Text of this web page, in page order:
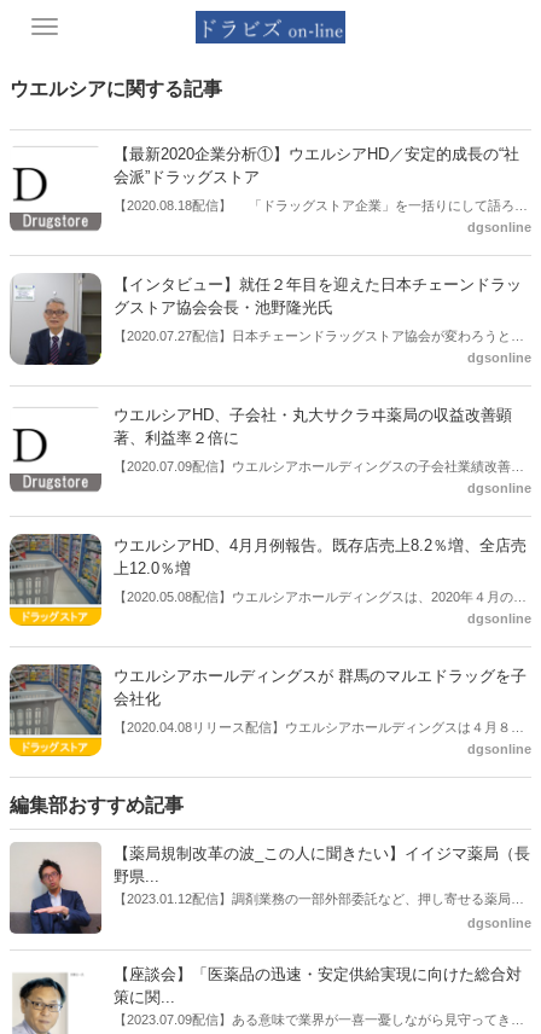
Toggle
ウエルシアに関する記事
【最新2020企業分析①】ウエルシアHD／安定的成長の“社
会派”ドラッグストア
【2020.08.18配信】 「ドラッグストア企業」を一括りにして語ろう
とすることには限界がきているかもしれない。それほど、ドラッグス
いる。今回は、ウエルシアホールディングスの業績、戦略を分析す
る。ウエルシアホールディングスを一言で表すならば、「安定的成長
の“社会派”ドラッグストア」だ。ここ３年間は安定的に成長率を達成
している。それを支えるのが、調剤という柱を育ててきたカテゴリー
のバランスの良さであり、「ウエルカフェ」やレジ袋有料化前倒し実
施に象徴される地域貢献活動だ。こうした“社会派”は従業員の求心力
や、今後のM&Aにプラスに働いていくと考えられる。
dgsonline
【インタビュー】就任２年目を迎えた日本チェーンドラッ
グストア協会会長・池野隆光氏
【2020.07.27配信】日本チェーンドラッグストア協会が変わろうとし
ている。今年８月21日には一般社団法人化する。その目的を池野隆光
団体、他業種、関係各所との連携を強化すべき局面との考えがある。
今回のインタビューで分かったのは、理念の先に、ドラッグストア産
業の成長というゴールをしっかりと見据えているということだ。ウエ
ルシアホールディングスという国内ドラッグストアトップ企業を長年
率いてきた池野会長は、人口減少下で成長することがどれほど難しい
かを知っている。その中で今までにない連携による広がりが必須とみ
る。
dgsonline
ウエルシアHD、子会社・丸大サクラヰ薬局の収益改善顕
著、利益率２倍に
【2020.07.09配信】ウエルシアホールディングスの子会社業績改善が
順調に進んでいる。同社が７月9日に行った2021年２月期第１四半期
局の経常利益率が前期2.7％から今期4.7％に大幅改善。ほぼ２倍とな
る実績となった。ウエルシア薬局とシミズ薬品も２桁増益となってい
dgsonline
ウエルシアHD、4月月例報告。既存店売上8.2％増、全店売
上12.0％増
【2020.05.08配信】ウエルシアホールディングスは、2020年４月の月
例報告を公表した。それによると、既存店売上8.2％増、全店売上
dgsonline
ウエルシアホールディングスが 群馬のマルエドラッグを子
会社化
【2020.04.08リリース配信】ウエルシアホールディングスは４月８
日、クスリのマルエの株式を追加取得し、子会社化することを決議し
dgsonline
編集部おすすめ記事
【薬局規制改革の波_この人に聞きたい】イイジマ薬局（長
野県...
【2023.01.12配信】調剤業務の一部外部委託など、押し寄せる薬局業
界への規制改革の波。この規制改革の波を薬局業界はどう受け止めた
はないだろうか。本紙ではこうした問題について、厚労省「薬局薬剤
師の業務及び薬局の機能に関するワーキンググループ」に参考人とし
ても出席していたイイジマ薬局（長野県上田市）開設者である飯島裕
dgsonline
【座談会】「医薬品の迅速・安定供給実現に向けた総合対
策に関...
【2023.07.09配信】ある意味で業界が一喜一憂しながら見守ってきた